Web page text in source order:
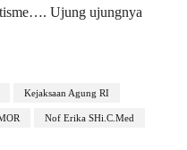
Ujung ujungnya
Kejaksaan Agung RI
Nof Erika SHi.C.Med